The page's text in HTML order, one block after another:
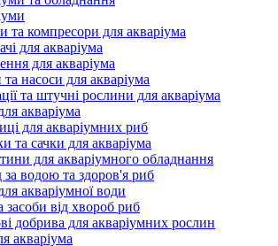
та компресори для акваріума
для акваріума
для акваріума
насоси для акваріума
та штучні рослини для акваріума
акваріума
для акваріумних риб
та сачки для акваріума
для акваріумного обладнання
за водою та здоров'я риб
акваріумної води
засоби від хвороб риб
добрива для акваріумних рослин
акваріума